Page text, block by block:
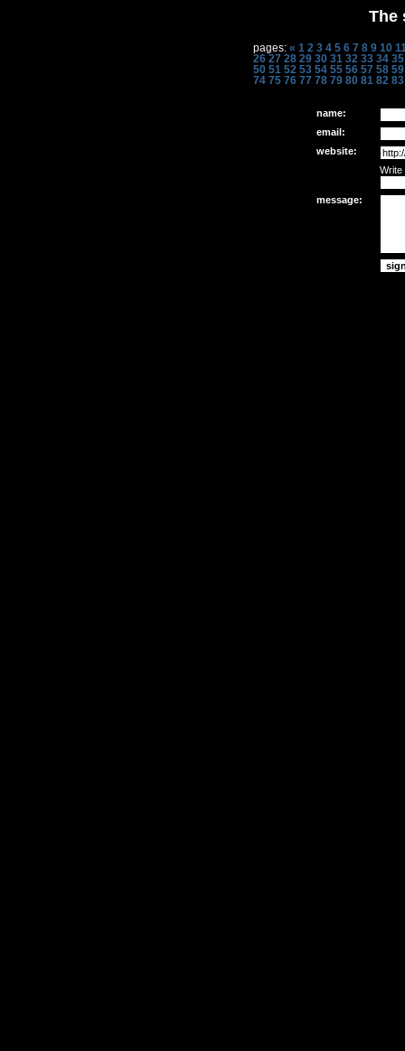
The
pages: « 1 2 3 4 5 6 7 8 9 10
26 27 28 29 30 31 32 33 34 35
50 51 52 53 54 55 56 57 58 59
74 75 76 77 78 79 80 81 82 83
name:
email:
website:
Write
message: